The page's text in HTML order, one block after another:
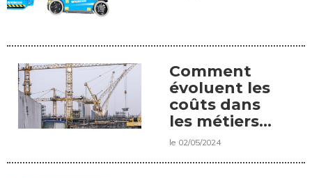
DLR
Comment
évoluent les
coûts dans
les métiers
de la grue à
le 02/05/2024